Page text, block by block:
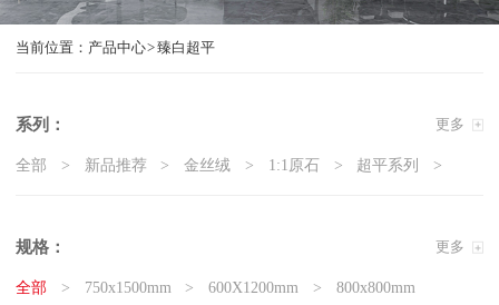
当前位置： 产品中心 臻白超平
系列： 更多
全部 新品推荐 金丝绒 1:1原石 超平系列
精工大理石
3D微雕 臻白超平 臻白质感砖系列 莱姆石系列
规格： 更多
全部 750x1500mm 600X1200mm 800x800mm